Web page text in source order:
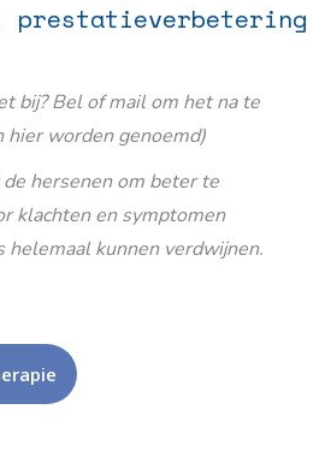
prestatieverbetering
bij? Bel of mail om het na te
hier worden genoemd)
hersenen om beter te
klachten en symptomen
helemaal kunnen verdwijnen.